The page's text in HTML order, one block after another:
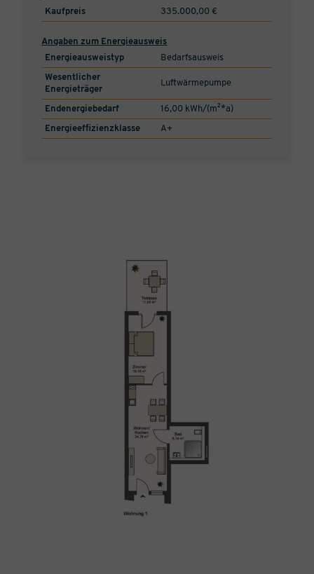
Kaufpreis
335.000,00 €
Angaben zum Energieausweis
Energieausweistyp
Bedarfsausweis
Wesentlicher
Energieträger
Luftwärmepumpe
Endenergiebedarf 16,00 kWh/(m²*a)
Energieeffizienzklasse A+